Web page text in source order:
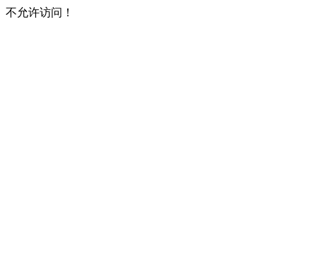
不允许访问！